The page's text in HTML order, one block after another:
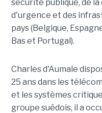
sécurité publique, de
d'urgence et des
pays (Belgique,
Bas et Portugal).
Charles d'Aumale
25 ans dans les
et les systèmes
groupe suédois, il a